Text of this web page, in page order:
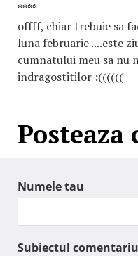
****
offff, chiar trebuie sa
luna februarie ....este
cumnatului meu sa nu
indragostitilor :((((((
Numele tau
Subiectul